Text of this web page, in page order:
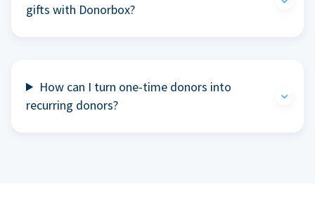
gifts with Donorbox?
How can I turn one-time donors into
recurring donors?